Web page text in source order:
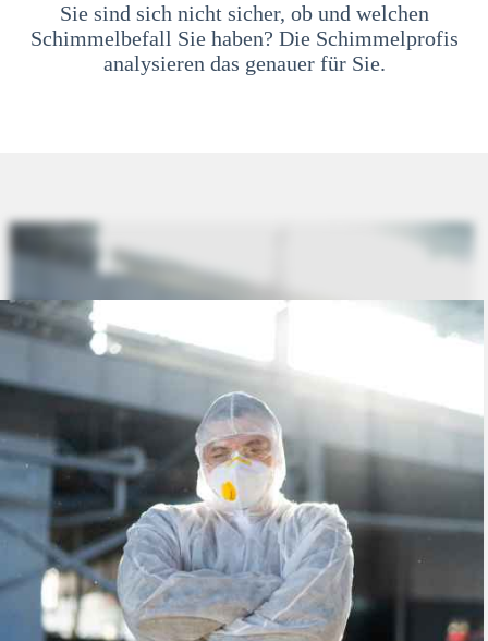
Sie sind sich nicht sicher, ob und welchen
Schimmelbefall Sie haben? Die Schimmelprofis
analysieren das genauer für Sie.